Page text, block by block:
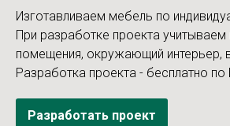
Изготавливаем мебель по
При разработке проекта
помещения, окружающий интерьер,
Разработка проекта - бесплатно
Разработать проект